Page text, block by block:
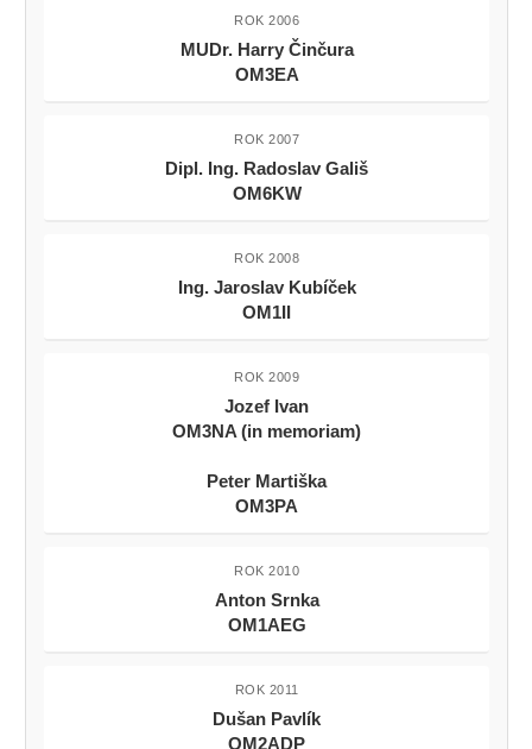
ROK 2006
MUDr. Harry Činčura
OM3EA
ROK 2007
Dipl. Ing. Radoslav Gališ
OM6KW
ROK 2008
Ing. Jaroslav Kubíček
OM1II
ROK 2009
Jozef Ivan
OM3NA (in memoriam)
Peter Martiška
OM3PA
ROK 2010
Anton Srnka
OM1AEG
ROK 2011
Dušan Pavlík
OM2ADP